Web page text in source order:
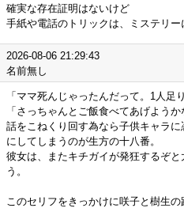
確実な存在証明はないけど
手紙や電話のトリックは、ミステリ
2026-08-06 21:29:43
名前無し
「ママ死んじゃったんだって。1人足
「さっちゃんとご飯食べてあげようか
話をこねくり回す為なら子供キャラ
にしてしまうのが生方の十八番。
彼女は、またキチガイが発狂するぞ
う。
このセリフをきっかけに咲子と樹生の